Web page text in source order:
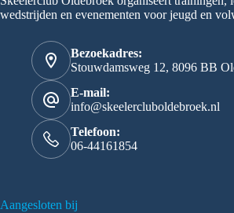
wedstrijden en evenementen voor jeugd en
Bezoekadres:
Stouwdamsweg 12, 8096 BB
E-mail:
info@skeelercluboldebroek.nl
Telefoon:
06-44161854
Aangesloten bij